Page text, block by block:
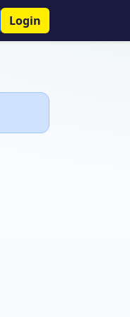
Login